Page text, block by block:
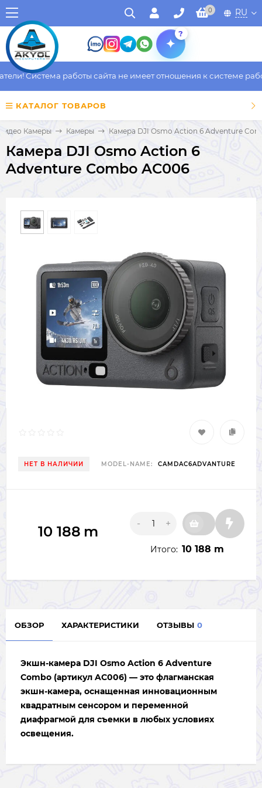
0 RU
?
Система работы сайта не имеет отношения к системе
КАТАЛОГ ТОВАРОВ
Камеры Камеры Камера DJI Osmo Action 6 Adventure
Камера DJI Osmo Action 6
Adventure Combo AC006
НЕТ В НАЛИЧИИ MODEL-NAME: CAMDAC6ADVANTURE
10 188 m - +
Итого: 10 188 m
ОБЗОР ХАРАКТЕРИСТИКИ ОТЗЫВЫ 0
Экшн-камера DJI Osmo Action 6 Adventure
Combo (артикул AC006) — это флагманская
экшн-камера, оснащенная инновационным
квадратным сенсором и переменной
диафрагмой для съемки в любых условиях
освещения.